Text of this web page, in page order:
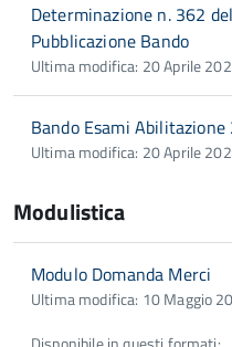
Determinazione n. 362
Pubblicazione Bando
Ultima modifica: 20 Aprile
Bando Esami Abilitazione
Ultima modifica: 20 Aprile
Modulistica
Modulo Domanda Merci
Ultima modifica: 10 Maggio